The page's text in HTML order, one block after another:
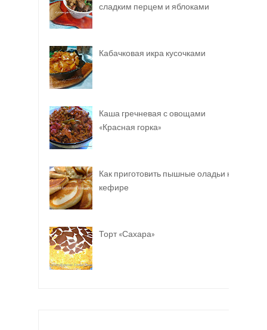
сладким перцем и яблоками
Кабачковая икра кусочками
Каша гречневая с овощами
«Красная горка»
Как приготовить пышные оладьи на
кефире
Торт «Сахара»